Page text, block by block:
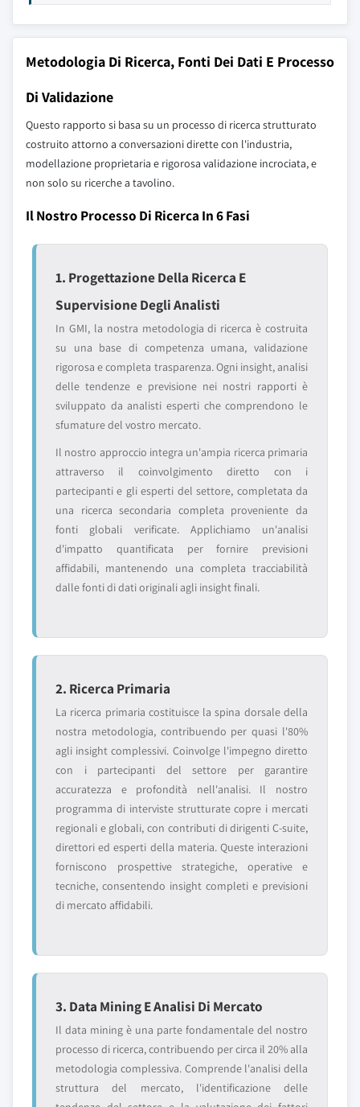
Metodologia Di Ricerca, Fonti Dei Dati E Processo
Di Validazione
Questo rapporto si basa su un processo di ricerca strutturato
costruito attorno a conversazioni dirette con l'industria,
modellazione proprietaria e rigorosa validazione incrociata, e
non solo su ricerche a tavolino.
Il Nostro Processo Di Ricerca In 6 Fasi
1. Progettazione Della Ricerca E
Supervisione Degli Analisti
In GMI, la nostra metodologia di ricerca è costruita
su una base di competenza umana, validazione
rigorosa e completa trasparenza. Ogni insight, analisi
delle tendenze e previsione nei nostri rapporti è
sviluppato da analisti esperti che comprendono le
sfumature del vostro mercato.
Il nostro approccio integra un'ampia ricerca primaria
attraverso il coinvolgimento diretto con i
partecipanti e gli esperti del settore, completata da
una ricerca secondaria completa proveniente da
fonti globali verificate. Applichiamo un'analisi
d'impatto quantificata per fornire previsioni
affidabili, mantenendo una completa tracciabilità
dalle fonti di dati originali agli insight finali.
2. Ricerca Primaria
La ricerca primaria costituisce la spina dorsale della
nostra metodologia, contribuendo per quasi l'80%
agli insight complessivi. Coinvolge l'impegno diretto
con i partecipanti del settore per garantire
accuratezza e profondità nell'analisi. Il nostro
programma di interviste strutturate copre i mercati
regionali e globali, con contributi di dirigenti C-suite,
direttori ed esperti della materia. Queste interazioni
forniscono prospettive strategiche, operative e
tecniche, consentendo insight completi e previsioni
di mercato affidabili.
3. Data Mining E Analisi Di Mercato
Il data mining è una parte fondamentale del nostro
processo di ricerca, contribuendo per circa il 20% alla
metodologia complessiva. Comprende l'analisi della
struttura del mercato, l'identificazione delle